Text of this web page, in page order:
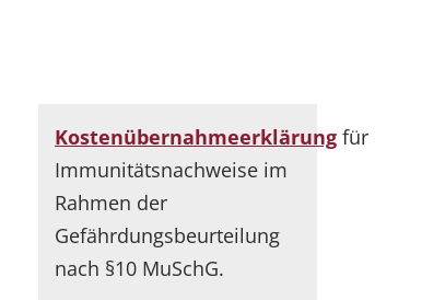
Kostenübernahmeerklärung für
Immunitätsnachweise im
Rahmen der
Gefährdungsbeurteilung
nach §10 MuSchG.